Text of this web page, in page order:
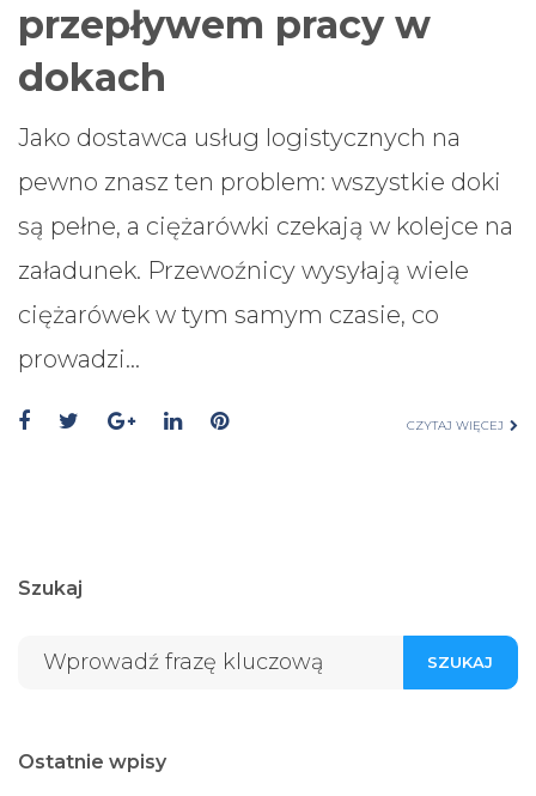
przepływem pracy w
dokach
Jako dostawca usług logistycznych na
pewno znasz ten problem: wszystkie doki
są pełne, a ciężarówki czekają w kolejce na
załadunek. Przewoźnicy wysyłają wiele
ciężarówek w tym samym czasie, co
prowadzi…
CZYTAJ WIĘCEJ
Szukaj
SZUKAJ
Ostatnie wpisy